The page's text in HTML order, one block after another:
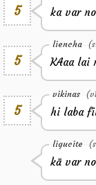
5 ka var
5
liencha
KAaa lai
5
vikinas
hi laba
ligucite
kā var